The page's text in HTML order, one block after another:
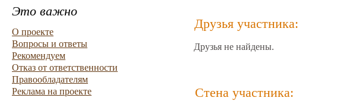
Это важно
О проекте
Вопросы и ответы
Рекомендуем
Отказ от ответственности
Правообладателям
Реклама на проекте
Друзья участника:
Друзья не найдены.
Стена участника: